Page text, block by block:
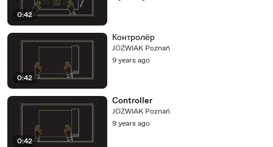
0:42
0:42
Контролёр
JÓŹWIAK Poznań
9 years ago
0:42
Controller
JÓŹWIAK Poznań
9 years ago